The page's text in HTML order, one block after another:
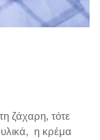
ζάχαρη, τότε
η κρέμα